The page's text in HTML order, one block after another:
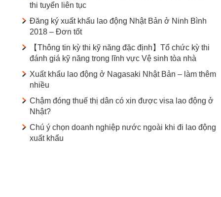
thi tuyển liên tục
Đăng ký xuất khẩu lao động Nhật Bản ở Ninh Bình
2018 – Đơn tốt
【Thông tin kỳ thi kỹ năng đặc định】Tổ chức kỳ thi
đánh giá kỹ năng trong lĩnh vực Vệ sinh tòa nhà
Xuất khẩu lao động ở Nagasaki Nhật Bản – làm thêm
nhiều
Chậm đóng thuế thị dân có xin được visa lao động ở
Nhật?
Chú ý chọn doanh nghiệp nước ngoài khi đi lao động
xuất khẩu